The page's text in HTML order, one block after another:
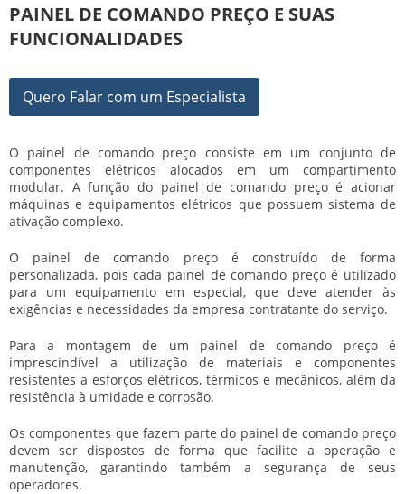
PAINEL DE COMANDO PREÇO E SUAS
FUNCIONALIDADES
Quero Falar com um Especialista
O painel de comando preço consiste em um conjunto de
componentes elétricos alocados em um compartimento
modular. A função do painel de comando preçoé acionar
máquinas e equipamentos elétricos que possuem sistema de
ativação complexo.
O painel de comando preço é construído de forma
personalizada, pois cada painel de comando preçoé utilizado
para um equipamento em especial, que deve atender às
exigências e necessidades da empresa contratante do serviço.
Para a montagem de um painel de comando preçoé
imprescindível a utilização de materiais e componentes
resistentes a esforços elétricos, térmicos e mecânicos, além da
resistência à umidade e corrosão.
Os componentes que fazem parte do painel de comando preço
devem ser dispostos de forma que facilite a operação e
manutenção, garantindo também a segurança de seus
operadores.